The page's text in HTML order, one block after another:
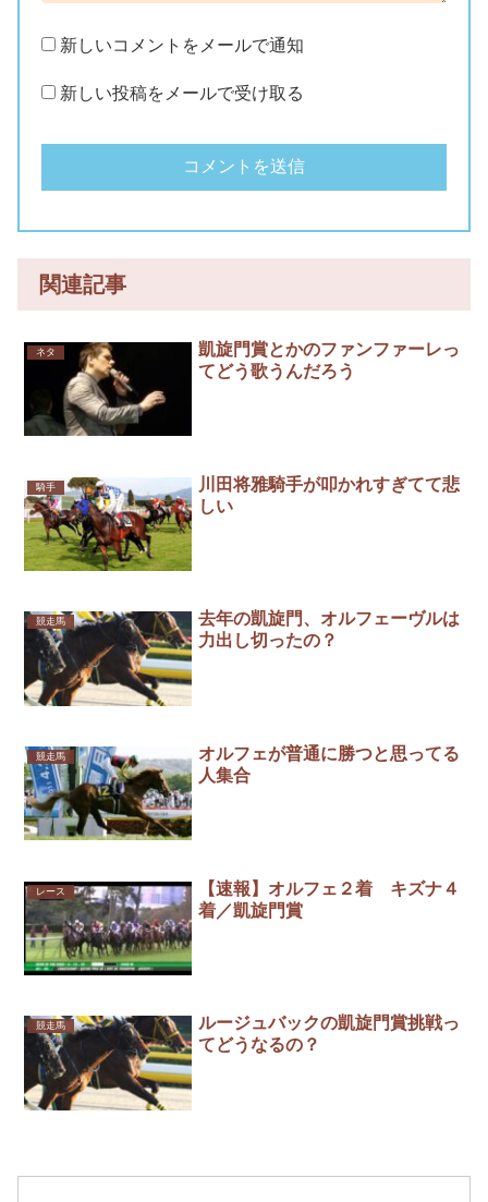
新しいコメントをメールで通知
新しい投稿をメールで受け取る
関連記事
ネタ
凱旋門賞とかのファンファーレっ
てどう歌うんだろう
騎手
川田将雅騎手が叩かれすぎてて悲
しい
競走馬
去年の凱旋門、オルフェーヴルは
力出し切ったの？
競走馬
オルフェが普通に勝つと思ってる
人集合
レース
【速報】オルフェ２着 キズナ４
着／凱旋門賞
競走馬
ルージュバックの凱旋門賞挑戦っ
てどうなるの？